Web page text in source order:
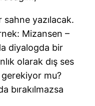
sahne yazılacak.
Mizansen –
diyalogda bir
olarak dış ses
mu?
bırakılmazsa